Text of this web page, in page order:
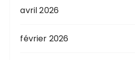
avril 2026
février 2026